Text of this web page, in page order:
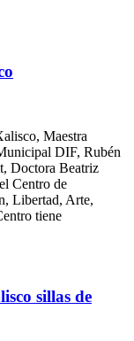
Maestra
DIF, Rubén
Doctora Beatriz
Centro de
Libertad, Arte,
tiene
sillas de